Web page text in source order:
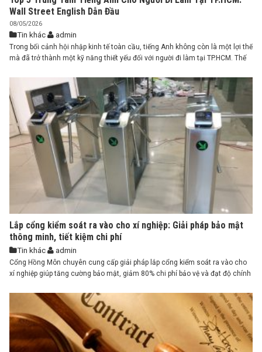
Wall Street English Dẫn Đầu
08/05/2026
Tin khác admin
Trong bối cảnh hội nhập kinh tế toàn cầu, tiếng Anh không còn là một lợi thế
mà đã trở thành một kỹ năng thiết yếu đối với người đi làm tại TP.HCM. Thế
Anh cho người đi làm vừa ...
Lắp cổng kiểm soát ra vào cho xí nghiệp: Giải pháp bảo mật
thông minh, tiết kiệm chi phí
Tin khác admin
Cổng Hồng Môn chuyên cung cấp giải pháp lắp cổng kiểm soát ra vào cho
xí nghiệp giúp tăng cường bảo mật, giảm 80% chi phí bảo vệ và đạt độ chính